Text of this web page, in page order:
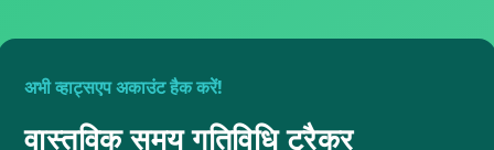
अभी व्हाट्सएप अकाउंट हैक करें!
वास्तविक समय गतिविधि ट्रैकर